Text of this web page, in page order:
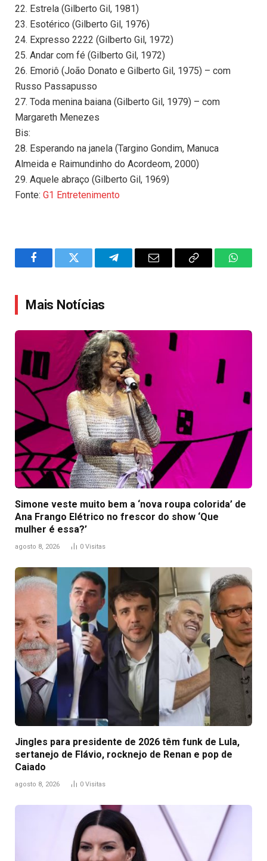
22. Estrela (Gilberto Gil, 1981)
23. Esotérico (Gilberto Gil, 1976)
24. Expresso 2222 (Gilberto Gil, 1972)
25. Andar com fé (Gilberto Gil, 1972)
26. Emoriô (João Donato e Gilberto Gil, 1975) – com
Russo Passapusso
27. Toda menina baiana (Gilberto Gil, 1979) – com
Margareth Menezes
Bis:
28. Esperando na janela (Targino Gondim, Manuca
Almeida e Raimundinho do Acordeom, 2000)
29. Aquele abraço (Gilberto Gil, 1969)
Fonte: G1 Entretenimento
FacebookTwitter TelegramEmail
Copy
Mais Notícias
Simone veste muito bem a ‘nova roupa colorida’ de
Ana Frango Elétrico no frescor do show ‘Que
mulher é essa?’
agosto 8, 2026 0 Visitas
Jingles para presidente de 2026 têm funk de Lula,
sertanejo de Flávio, rocknejo de Renan e pop de
Caiado
agosto 8, 2026 0 Visitas